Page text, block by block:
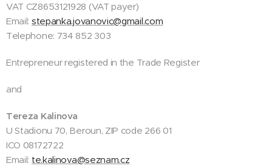
VAT CZ8653121928 (VAT payer)
Email: stepanka.jovanovic@gmail.com
Telephone: 734 852 303
Entrepreneur registered in the Trade Register
and
Tereza Kalinova
U Stadionu 70, Beroun, ZIP code 266 01
ICO 08172722
Email: te.kalinova@seznam.cz